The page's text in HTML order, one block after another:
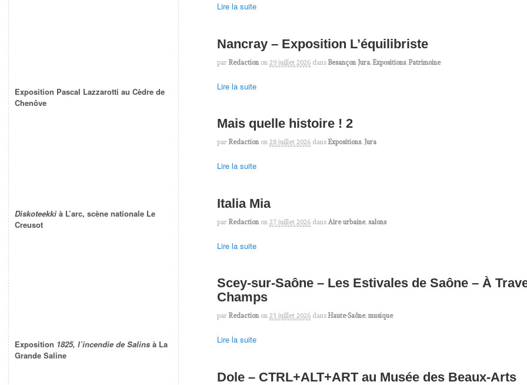
Lire la suite
Nancray – Exposition L’équilibriste
par Redaction on 29 juillet 2026 dans Besançon Jura,Expositions,Patrimoine
Lire la suite
Mais quelle histoire ! 2
par Redaction on 28 juillet 2026 dans Expositions, Jura
Lire la suite
Italia Mia
par Redaction on 27 juillet 2026 dans Aire urbaine, salons
Lire la suite
Scey-sur-Saône – Les Estivales de Saône – À
Champs
par Redaction on 23 juillet 2026 dans Haute-Saône,musique
Lire la suite
Dole – CTRL+ALT+ART au Musée des Beaux-Arts
Exposition Pascal Lazzarotti au Cèdre de
Chenôve
Diskoteekki à L’arc, scène nationale Le
Creusot
Exposition 1825, l’incendie de Salins à La
Grande Saline